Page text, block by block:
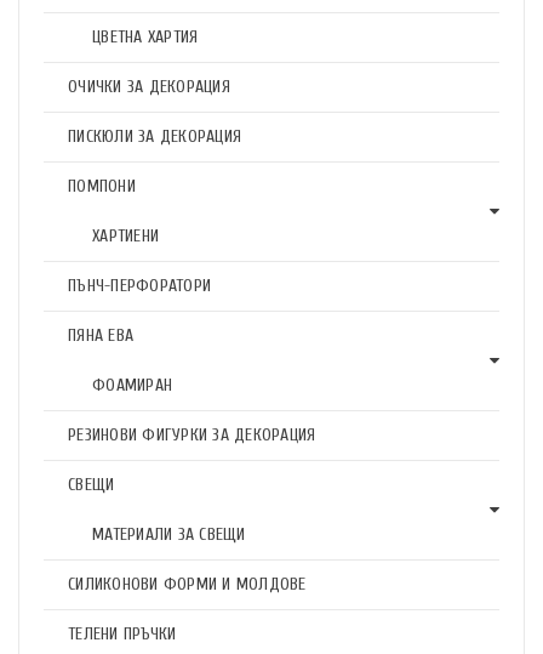
ЦВЕТНА ХАРТИЯ
ОЧИЧКИ ЗА ДЕКОРАЦИЯ
ПИСКЮЛИ ЗА ДЕКОРАЦИЯ
ПОМПОНИ
ХАРТИЕНИ
ПЪНЧ-ПЕРФОРАТОРИ
ПЯНА ЕВА
ФОАМИРАН
РЕЗИНОВИ ФИГУРКИ ЗА ДЕКОРАЦИЯ
СВЕЩИ
МАТЕРИАЛИ ЗА СВЕЩИ
СИЛИКОНОВИ ФОРМИ И МОЛДОВЕ
ТЕЛЕНИ ПРЪЧКИ